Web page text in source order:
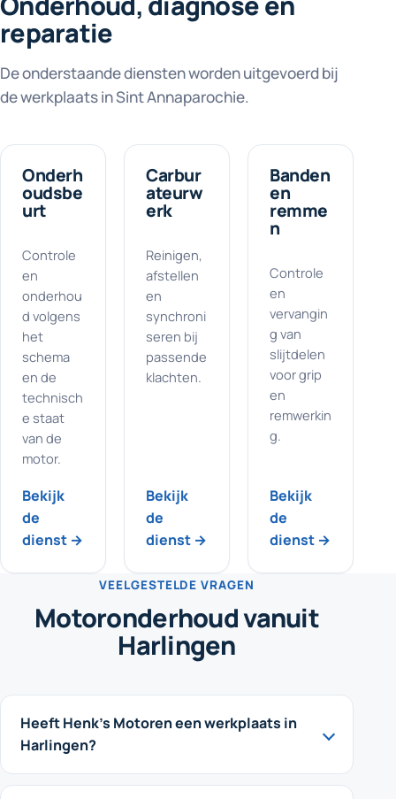
reparatie
De onderstaande diensten worden uitgevoerd bij
de werkplaats in Sint Annaparochie.
Onderh
oudsbe
urt
Controle
en
onderhou
d volgens
het
schema
en de
technisch
e staat
van de
motor.
Bekijk
de
dienst →
Carbur
ateurw
erk
Reinigen,
afstellen
en
synchroni
seren bij
passende
klachten.
Bekijk
de
dienst →
Banden
en
remme
n
Controle
en
vervangin
g van
slijtdelen
voor grip
en
remwerkin
g.
Bekijk
de
dienst →
VEELGESTELDE VRAGEN
Motoronderhoud vanuit
Harlingen
Heeft Henk's Motoren een werkplaats in
Harlingen?